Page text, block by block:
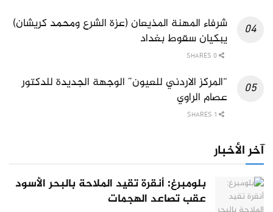
شرفاء المهنة المذيعان (عزة الشرع ومحمد كريشان)
يبكيان سقوط بغداد
“المركز الاردني للعيون” الوجهة الجديدة للدكتور
عصام الراوي
آخر الأخبار
بلومبرغ: أنقرة تقيد الملاحة بالبحر الأسود
عقب تصاعد الهجمات